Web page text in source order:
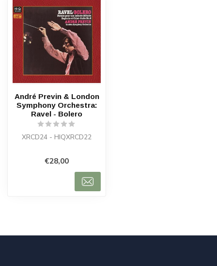
André Previn & London
Symphony Orchestra:
Ravel - Bolero
XRCD24 - HIQXRCD22
€28,00